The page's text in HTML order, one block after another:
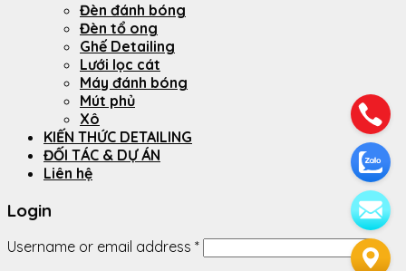
Đèn đánh bóng
Đèn tổ ong
Ghế Detailing
Lưới lọc cát
Máy đánh bóng
Mút phủ
Xô
KIẾN THỨC DETAILING
ĐỐI TÁC & DỰ ÁN
Liên hệ
Login
Username or email address *